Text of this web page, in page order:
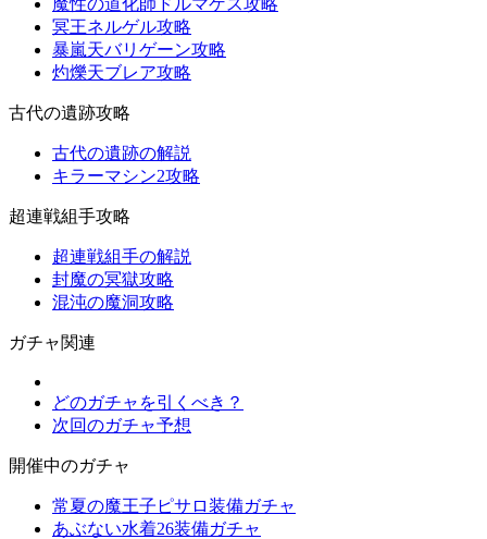
魔性の道化師ドルマゲス攻略
冥王ネルゲル攻略
暴嵐天バリゲーン攻略
灼爍天ブレア攻略
古代の遺跡攻略
古代の遺跡の解説
キラーマシン2攻略
超連戦組手攻略
超連戦組手の解説
封魔の冥獄攻略
混沌の魔洞攻略
ガチャ関連
どのガチャを引くべき？
次回のガチャ予想
開催中のガチャ
常夏の魔王子ピサロ装備ガチャ
あぶない水着26装備ガチャ